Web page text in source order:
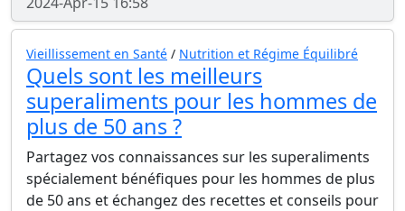
Vieillissement en Santé / Nutrition et Régime Équilibré
Quels sont les meilleurs
superaliments pour les hommes de
plus de 50 ans ?
Partagez vos connaissances sur les superaliments
spécialement bénéfiques pour les hommes de plus
de 50 ans et échangez des recettes et conseils pour